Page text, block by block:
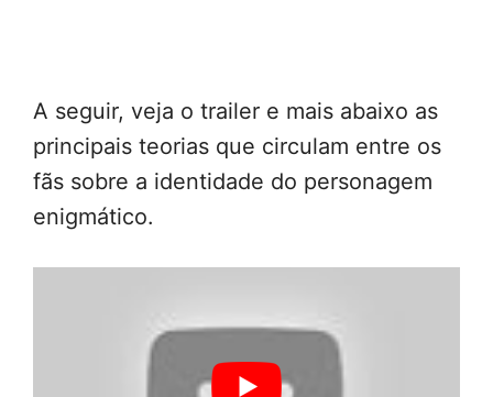
A seguir, veja o trailer e mais abaixo as
principais teorias que circulam entre os
fãs sobre a identidade do personagem
enigmático.